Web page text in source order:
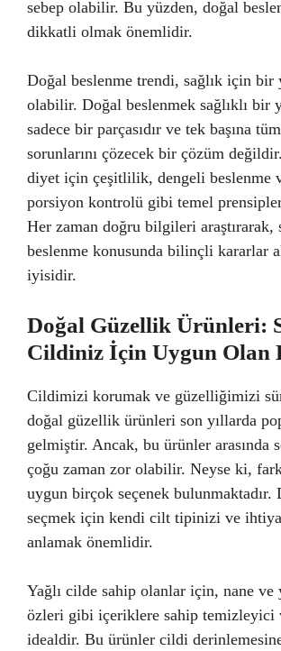
sebep olabilir. Bu yüzden, doğal
dikkatli olmak önemlidir.
Doğal beslenme trendi, sağlık için bir
olabilir. Doğal beslenmek sağlıklı bir
sadece bir parçasıdır ve tek başına
sorunlarını çözecek bir çözüm
diyet için çeşitlilik, dengeli beslenme
porsiyon kontrolü gibi temel
Her zaman doğru bilgileri araştırarak,
beslenme konusunda bilinçli kararlar
iyisidir.
Doğal Güzellik Ürünleri:
Cildiniz İçin Uygun Olan
Cildimizi korumak ve güzelliğimizi
doğal güzellik ürünleri son yıllarda
gelmiştir. Ancak, bu ürünler arasında
çoğu zaman zor olabilir. Neyse ki,
uygun birçok seçenek bulunmaktadır.
seçmek için kendi cilt tipinizi ve
anlamak önemlidir.
Yağlı cilde sahip olanlar için, nane ve
özleri gibi içeriklere sahip temizleyici
idealdir. Bu ürünler cildi